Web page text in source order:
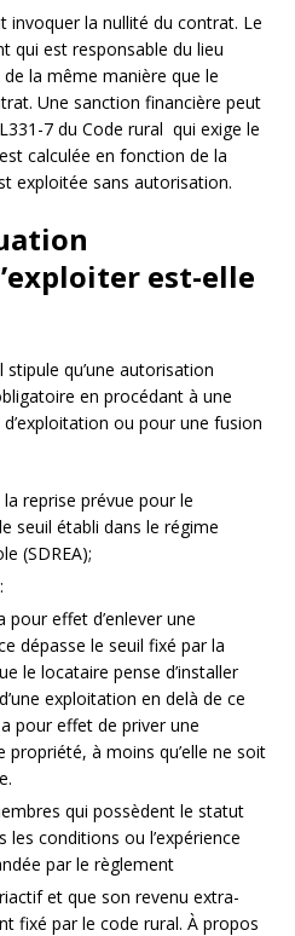
invoquer la nullité du contrat. Le
qui est responsable du lieu
la même manière que le
Une sanction financière peut
7 du Code rural qui exige le
calculée en fonction de la
exploitée sans autorisation.
est-elle
stipule qu’une autorisation
en procédant à une
ou pour une fusion
reprise prévue pour le
seuil établi dans le régime
(SDREA);
pour effet d’enlever une
dépasse le seuil fixé par la
le locataire pense d’installer
exploitation en delà de ce
pour effet de priver une
propriété, à moins qu’elle ne soit
qui possèdent le statut
les conditions ou l’expérience
par le règlement
et que son revenu extra-
fixé par le code rural. À propos